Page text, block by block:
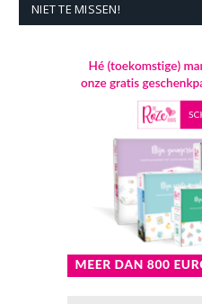
NIET TE MISSEN!